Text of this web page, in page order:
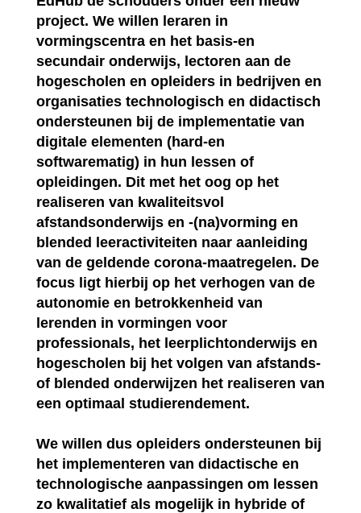
project. We willen leraren in
vormingscentra en het basis-en
secundair onderwijs, lectoren aan de
hogescholen en opleiders in bedrijven en
organisaties technologisch en didactisch
ondersteunen bij de implementatie van
digitale elementen (hard-en
softwarematig) in hun lessen of
opleidingen. Dit met het oog op het
realiseren van kwaliteitsvol
afstandsonderwijs en -(na)vorming en
blended leeractiviteiten naar aanleiding
van de geldende corona-maatregelen. De
focus ligt hierbij op het verhogen van de
autonomie en betrokkenheid van
lerenden in vormingen voor
professionals, het leerplichtonderwijs en
hogescholen bij het volgen van afstands-
of blended onderwijzen het realiseren van
een optimaal studierendement.
We willen dus opleiders ondersteunen bij
het implementeren van didactische en
technologische aanpassingen om lessen
zo kwalitatief als mogelijk in hybride of